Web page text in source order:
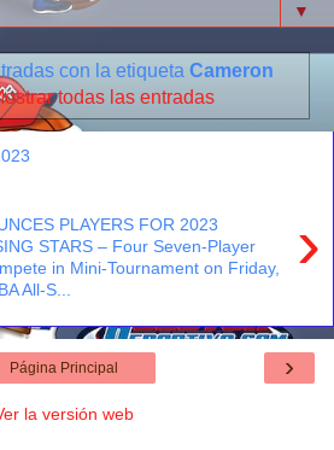
▼
con la etiqueta Cameron
todas las entradas
›
PLAYERS FOR 2023
STARS – Four Seven-Player
in Mini-Tournament on Friday,
All-S...
›
Página Principal
la versión web